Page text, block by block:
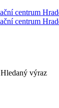
Hledaný výraz